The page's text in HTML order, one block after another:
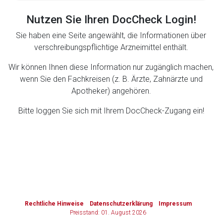
Nutzen Sie Ihren DocCheck Login!
Sie haben eine Seite angewählt, die Informationen über
verschreibungspflichtige Arzneimittel enthält.
Wir können Ihnen diese Information nur zugänglich machen,
wenn Sie den Fachkreisen (z. B. Ärzte, Zahnärzte und
Apotheker) angehören.
Bitte loggen Sie sich mit Ihrem DocCheck-Zugang ein!
Rechtliche Hinweise Datenschutzerklärung
Impressum
Preisstand: 01. August 2026
Zurück zur rote-liste.de Zur Seite